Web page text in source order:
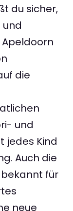
du sicher,
die
und
jedes Kind
Auch die
für
neue